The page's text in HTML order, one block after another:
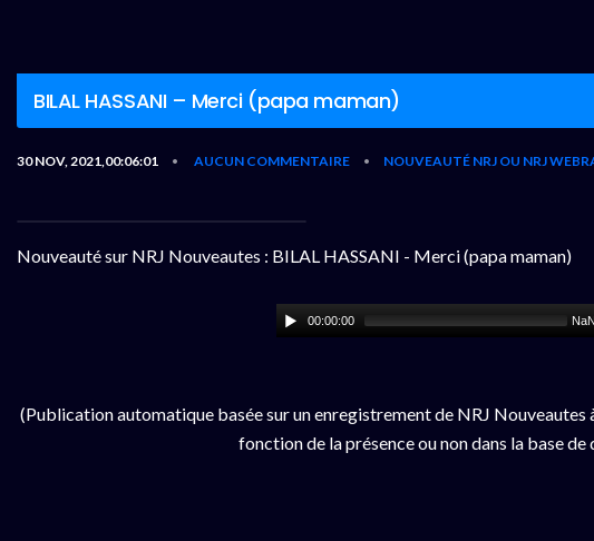
BILAL HASSANI – Merci (papa maman)
30 NOV, 2021,00:06:01 • AUCUN COMMENTAIRE • NOUVEAUTÉ NRJ OU NRJ
Nouveauté sur NRJ Nouveautes : BILAL HASSANI - Merci (papa maman)
00:00:00
(Publication automatique basée sur un enregistrement de NRJ
fonction de la présence ou non dans la base